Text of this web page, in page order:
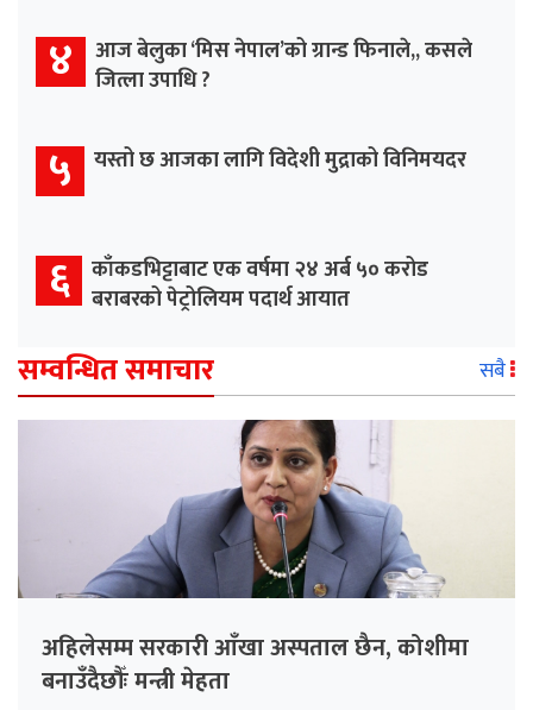
४ आज बेलुका ‘मिस नेपाल’को ग्रान्ड फिनाले,, कसले
जित्ला उपाधि ?
५ यस्तो छ आजका लागि विदेशी मुद्राको विनिमयदर
६ काँकडभिट्टाबाट एक वर्षमा २४ अर्ब ५० करोड
बराबरको पेट्रोलियम पदार्थ आयात
सम्वन्धित समाचार सबै
अहिलेसम्म सरकारी आँखा अस्पताल छैन, कोशीमा
बनाउँदैछौँः मन्त्री मेहता